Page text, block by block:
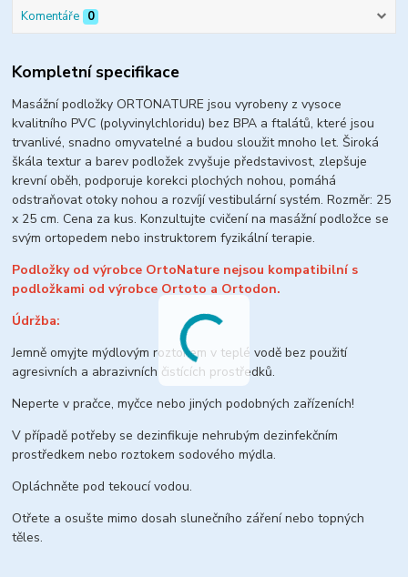
Komentáře 0
Kompletní specifikace
Masážní podložky ORTONATURE jsou vyrobeny z vysoce
kvalitního PVC (polyvinylchloridu) bez BPA a ftalátů, které jsou
trvanlivé, snadno omyvatelné a budou sloužit mnoho let. Široká
škála textur a barev podložek zvyšuje představivost, zlepšuje
krevní oběh, podporuje korekci plochých nohou, pomáhá
odstraňovat otoky nohou a rozvíjí vestibulární systém. Rozměr: 25
x 25 cm. Cena za kus. Konzultujte cvičení na masážní podložce se
svým ortopedem nebo instruktorem fyzikální terapie.
Podložky od výrobce OrtoNature nejsou kompatibilní s
podložkami od výrobce Ortoto a Ortodon.
Údržba:
Jemně omyjte mýdlovým roztokem v teplé vodě bez použití
agresivních a abrazivních čistících prostředků.
Neperte v pračce, myčce nebo jiných podobných zařízeních!
V případě potřeby se dezinfikuje nehrubým dezinfekčním
prostředkem nebo roztokem sodového mýdla.
Opláchněte pod tekoucí vodou.
Otřete a osušte mimo dosah slunečního záření nebo topných
těles.